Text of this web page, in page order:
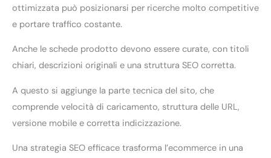
ottimizzata può posizionarsi per ricerche molto competitive
e portare traffico costante.
Anche le schede prodotto devono essere curate, con titoli
chiari, descrizioni originali e una struttura SEO corretta.
A questo si aggiunge la parte tecnica del sito, che
comprende velocità di caricamento, struttura delle URL,
versione mobile e corretta indicizzazione.
Una strategia SEO efficace trasforma l’ecommerce in una